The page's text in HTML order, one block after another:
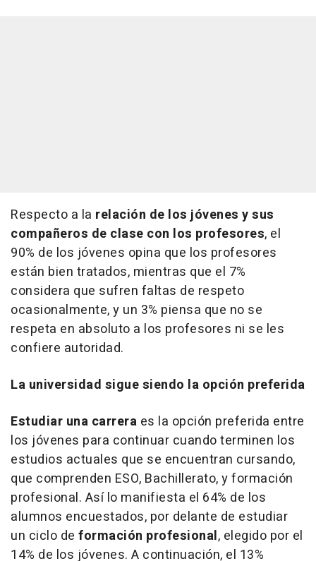
Respecto a la relación de los jóvenes y sus
compañeros de clase con los profesores, el
90% de los jóvenes opina que los profesores
están bien tratados, mientras que el 7%
considera que sufren faltas de respeto
ocasionalmente, y un 3% piensa que no se
respeta en absoluto a los profesores ni se les
confiere autoridad.
La universidad sigue siendo la opción preferida
Estudiar una carrera es la opción preferida entre
los jóvenes para continuar cuando terminen los
estudios actuales que se encuentran cursando,
que comprenden ESO, Bachillerato, y formación
profesional. Así lo manifiesta el 64% de los
alumnos encuestados, por delante de estudiar
un ciclo de formación profesional, elegido por el
14% de los jóvenes. A continuación, el 13%